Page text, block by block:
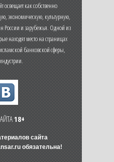
как собственно
экономическую, культурную,
России и зарубежья. Одной из
находят место на страницах
банковской сферы,
18+
сайта
обязательна!